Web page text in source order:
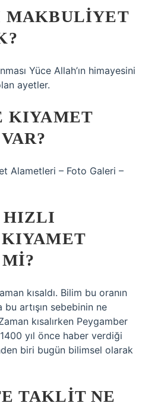
MAKBULIYET
Yüce Allah’ın himayesini
ayetler.
KIYAMET
Alametleri – Foto Galeri –
HIZLI
kısaldı. Bilim bu oranın
bu artışın sebebinin ne
kısalırken Peygamber
yıl önce haber verdiği
biri bugün bilimsel olarak
TAKLIT NE